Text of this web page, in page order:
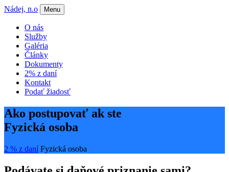
Nádej, n.o Menu
O nás
Služby
Galéria
Články
Dokumenty
2% z daní
Kontakt
Podať žiadosť
Ako postupovať ak ste
Fyzická osoba
2 % z daní Fyzická osoba